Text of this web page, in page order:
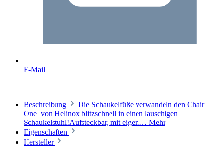
E-Mail
Beschreibung
Die Schaukelfüße verwandeln den Chair
One von Helinox blitzschnell in einen lauschigen
Schaukelstuhl!Aufsteckbar, mit eigen… Mehr
Eigenschaften
Hersteller